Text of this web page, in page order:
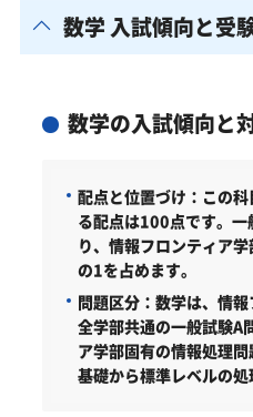
数学 入試傾向と受
数学の入試傾向と
配点と位置づけ： この
る配点は100点です。一
り、情報フロンティア
の1を占めます。
問題区分： 数学は、情
全学部共通の一般試験A
ア学部固有の情報処理
基礎から標準レベルの処